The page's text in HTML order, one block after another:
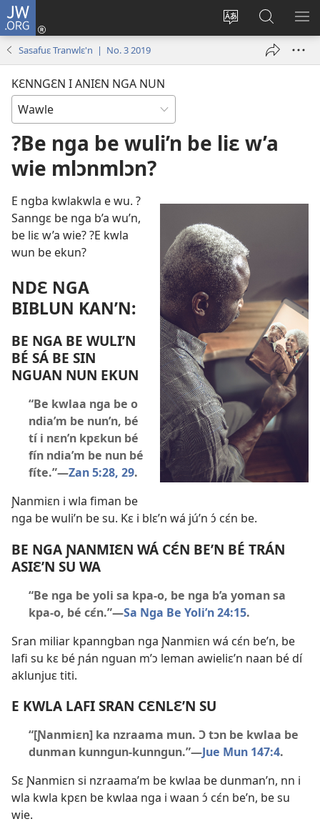
JW.ORG
Kaci
aniɛn'n
Wlu
nun
Kunndɛ
JW.ORG
su
Sasafuɛ Tranwlɛ'n | No. 3 2019
KƐNNGƐN I ANIƐN NGA NUN
?Be nga be wuli’n be liɛ w’a
wie mlɔnmlɔn?
E ngba kwlakwla e wu. ?
Sanngɛ be nga b’a wu’n,
be liɛ w’a wie? ?E kwla
wun be ekun?
NDƐ NGA
BIBLUN KAN’N:
BE NGA BE WULI’N
BÉ SÁ BE SIN
NGUAN NUN EKUN
“Be kwlaa nga be o
ndia’m be nun’n, bé
tí i nɛn’n kpɛkun bé
fín ndia’m be nun bé
fíte.”​—Zan 5:28, 29.
Ɲanmiɛn i wla fiman be
nga be wuli’n be su. Kɛ i blɛ’n wá jú’n ɔ́ cɛ́n be.
BE NGA ƝANMIƐN WÁ CƐ́N BE’N BÉ TRÁN
ASIƐ’N SU WA
“Be nga be yoli sa kpa-o, be nga b’a yoman sa
kpa-o, bé cɛ́n.”​—Sa Nga Be Yoli’n 24:15.
Sran miliar kpanngban nga Ɲanmiɛn wá cɛ́n be’n, be
lafi su kɛ bé ɲán nguan m’ɔ leman awieliɛ’n naan bé dí
aklunjuɛ titi.
E KWLA LAFI SRAN CƐNLƐ’N SU
“[Ɲanmiɛn] ka nzraama mun. Ɔ tɔn be kwlaa be
dunman kunngun-kunngun.”​—Jue Mun 147:4.
Sɛ Ɲanmiɛn si nzraama’m be kwlaa be dunman’n, nn i
wla kwla kpɛn be kwlaa nga i waan ɔ́ cɛ́n be’n, be su
wie.